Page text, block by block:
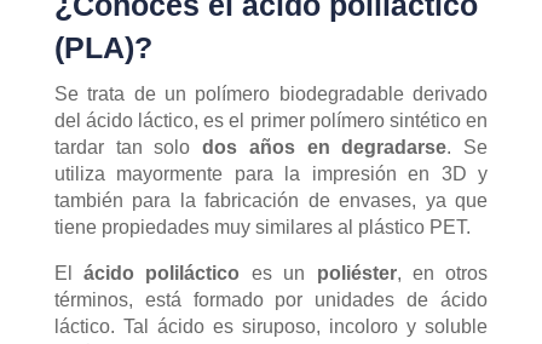
(PLA)?
Se trata de un polímero biodegradable derivado
del ácido láctico, es el primer polímero sintético en
tardar tan solodos años en degradarse. Se
utiliza mayormente para la impresión en 3D y
también para la fabricación de envases, ya que
tiene propiedades muy similares al plástico PET.
Elácido poliláctico es un poliéster, en otros
términos, está formado por unidades de ácido
láctico. Tal ácido es siruposo, incoloro y soluble